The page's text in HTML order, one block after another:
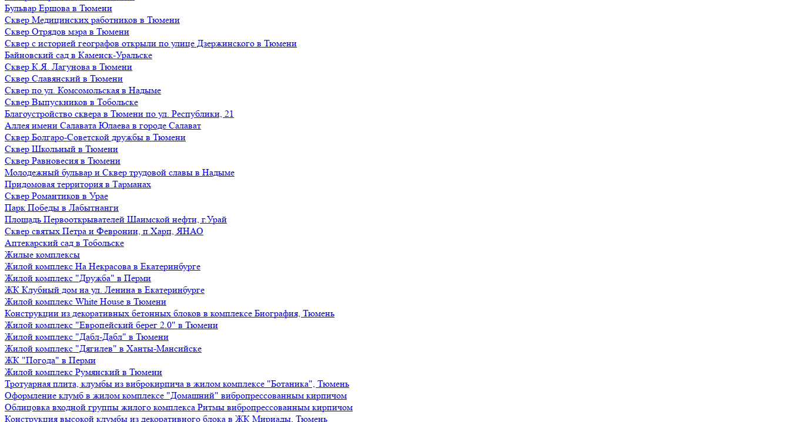
Бульвар Ершова в Тюмени
Сквер Медицинских работников в Тюмени
Сквер Отрядов мэра в Тюмени
Сквер с историей географов открыли по улице Дзержинского в Тюмени
Байновский сад в Каменск-Уральске
Сквер К.Я. Лагунова в Тюмени
Сквер Славянский в Тюмени
Сквер по ул. Комсомольская в Надыме
Сквер Выпускников в Тобольске
Благоустройство сквера в Тюмени по ул. Республики, 21
Аллея имени Салавата Юлаева в городе Салават
Сквер Болгаро-Советской дружбы в Тюмени
Сквер Школьный в Тюмени
Сквер Равновесия в Тюмени
Молодежный бульвар и Сквер трудовой славы в Надыме
Придомовая территория в Тарманах
Сквер Романтиков в Урае
Парк Победы в Лабытнанги
Площадь Первооткрывателей Шаимской нефти, г.Урай
Сквер святых Петра и Февронии, п.Харп, ЯНАО
Аптекарский сад в Тобольске
Жилые комплексы
Жилой комплекс На Некрасова в Екатеринбурге
Жилой комплекс "Дружба" в Перми
ЖК Клубный дом на ул. Ленина в Екатеринбурге
Жилой комплекс White House в Тюмени
Конструкции из декоративных бетонных блоков в комплексе Биография, Тюмень
Жилой комплекс "Европейский берег 2.0" в Тюмени
Жилой комплекс "Дабл-Дабл" в Тюмени
Жилой комплекс "Дягилев" в Ханты-Мансийске
ЖК "Погода" в Перми
Жилой комплекс Румянский в Тюмени
Тротуарная плита, клумбы из виброкирпича в жилом комплексе "Ботаника", Тюмень
Оформление клумб в жилом комплексе "Домашний" вибропрессованным кирпичом
Облицовка входной группы жилого комплекса Ритмы вибропрессованным кирпичом
Конструкция высокой клумбы из декоративного блока в ЖК Мириады, Тюмень